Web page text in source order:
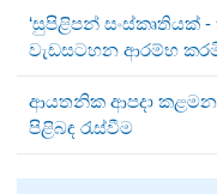
‘සුපිළිපන් සංස්කෘතියක් -
වැඩසටහන ආරම්භ
ආයතනික ආපදා
පිළිබඳ රැස්වීම